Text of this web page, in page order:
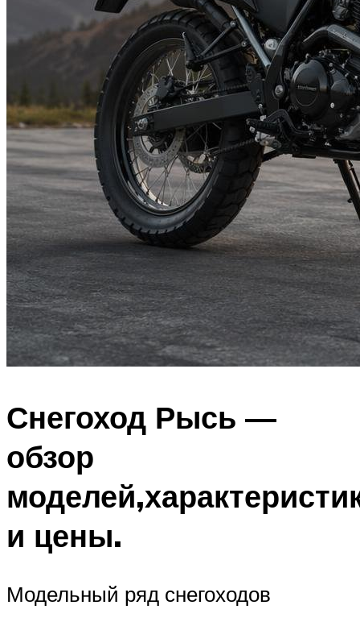
Снегоход Рысь —
обзор
и цены.
Модельный ряд снегоходов